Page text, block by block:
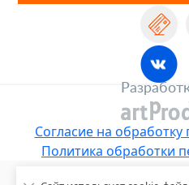
© 2026. Все
Политика обработки
Согласие на